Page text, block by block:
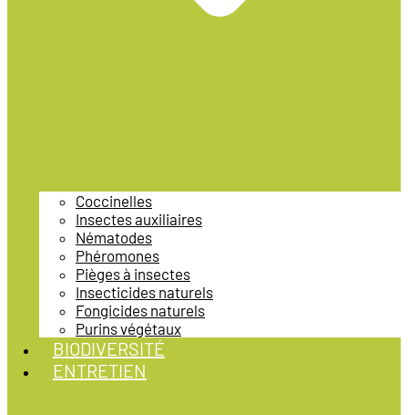
Coccinelles
Insectes auxiliaires
Nématodes
Phéromones
Pièges à insectes
Insecticides naturels
Fongicides naturels
Purins végétaux
BIODIVERSITÉ
ENTRETIEN